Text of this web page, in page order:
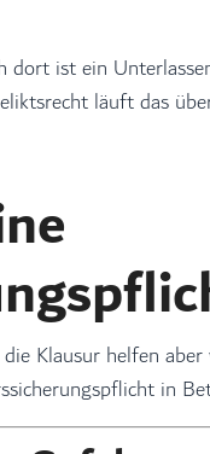
ist ein
läuft das
Klausur helfen
in